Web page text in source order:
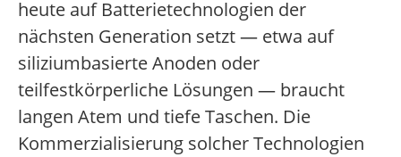
heute auf Batterietechnologien der
nächsten Generation setzt — etwa auf
siliziumbasierte Anoden oder
teilfestkörperliche Lösungen — braucht
langen Atem und tiefe Taschen. Die
Kommerzialisierung solcher Technologien